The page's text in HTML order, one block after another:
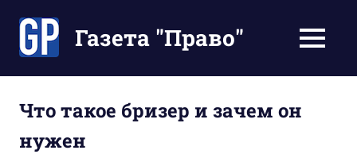
содержимомуГазета "Право"
Ваше
время
МЕНЮ
Что такое бризер и зачем он
нужен